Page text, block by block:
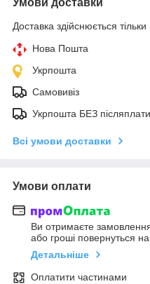
Доставка здійснюється
Нова Пошта
Укрпошта
Самовивіз
Укрпошта БЕЗ післяплати
Всі умови доставки
Умови оплати
Ви отримаєте
або гроші повернуться
Детальніше
Оплатити частинами